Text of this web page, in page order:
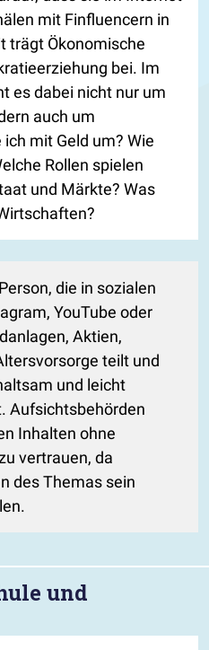
mit Finfluencern in
trägt Ökonomische
bei. Im
es dabei nicht nur um
auch um
mit Geld um? Wie
Rollen spielen
und Märkte? Was
die in sozialen
YouTube oder
Aktien,
teilt und
und leicht
Aufsichtsbehörden
Inhalten ohne
vertrauen, da
des Themas sein
und